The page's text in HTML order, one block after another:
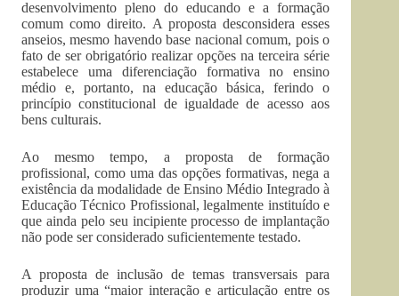
desenvolvimento pleno do educando e a formação
comum como direito. A proposta desconsidera esses
anseios, mesmo havendo base nacional comum, pois o
fato de ser obrigatório realizar opções na terceira série
estabelece uma diferenciação formativa no ensino
médio e, portanto, na educação básica, ferindo o
princípio constitucional de igualdade de acesso aos
bens culturais.
Ao mesmo tempo, a proposta de formação
profissional, como uma das opções formativas, nega a
existência da modalidade de Ensino Médio Integrado à
Educação Técnico Profissional, legalmente instituído e
que ainda pelo seu incipiente processo de implantação
não pode ser considerado suficientemente testado.
A proposta de inclusão de temas transversais para
produzir uma “maior interação e articulação entre os